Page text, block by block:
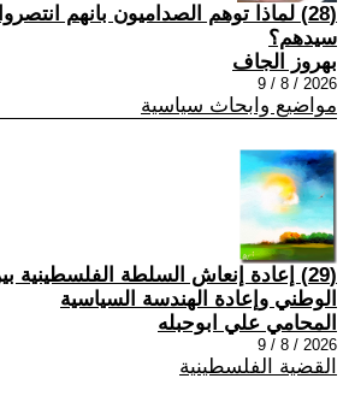
(28) ‏لماذا توهم الصداميون بانهم
سيدهم؟
بهروز الجاف
2026 / 8 / 9
مواضيع وابحاث سياسية
(29) إعادة إنعاش السلطة الفلسطينية
الوطني وإعادة الهندسة السياسية
المحامي علي ابوحبله
2026 / 8 / 9
القضية الفلسطينية